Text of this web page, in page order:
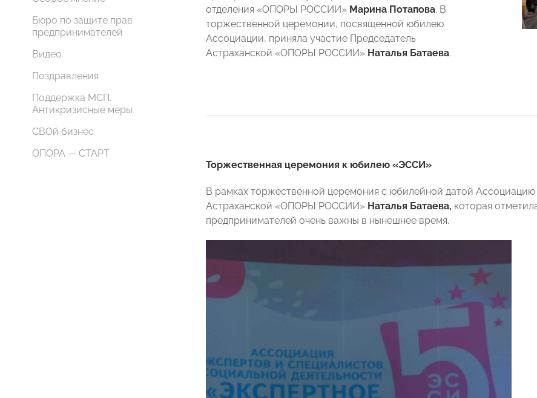
Бюро по защите прав
предпринимателей
Видео
Поздравления
Поддержка МСП.
Антикризисные меры
СВОй бизнес
ОПОРА — СТАРТ
отделения «ОПОРЫ РОССИИ» Марина Потапова. В
торжественной церемонии, посвященной юбилею
Ассоциации, приняла участие Председатель
Астраханской «ОПОРЫ РОССИИ» Наталья Батаева.
Торжественная церемония к юбилею «ЭССИ»
В рамках торжественной церемония с юбилейной датой
Астраханской «ОПОРЫ РОССИИ» Наталья Батаева, которая
предпринимателей очень важны в нынешнее время.